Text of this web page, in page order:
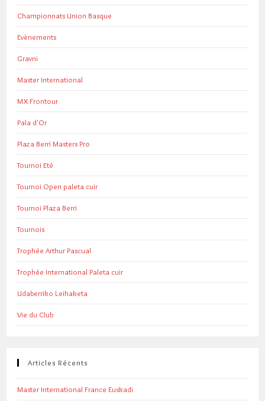
Championnats Union Basque
Evènements
Gravni
Master International
MX Frontour
Pala d'Or
Plaza Berri Masters Pro
Tournoi Eté
Tournoi Open paleta cuir
Tournoi Plaza Berri
Tournois
Trophée Arthur Pascual
Trophée International Paleta cuir
Udaberriko Leihaketa
Vie du Club
Articles Récents
Master International France Euskadi